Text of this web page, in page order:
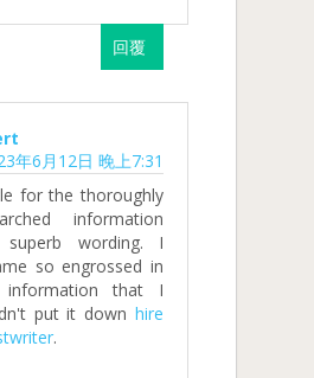
回覆
年6月12日 晚上7:31
for the thoroughly
information
superb wording. I
so engrossed in
information that I
put it down hire
.